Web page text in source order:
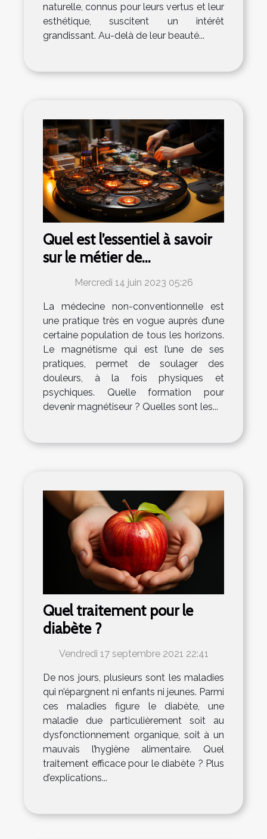
naturelle, connus pour leurs vertus et leur
esthétique, suscitent un intérêt
grandissant. Au-delà de leur beauté...
Quel est l’essentiel à savoir
sur le métier de
magnétiseur ?
Mercredi 14 juin 2023 05:26
La médecine non-conventionnelle est
une pratique très en vogue auprès d’une
certaine population de tous les horizons.
Le magnétisme qui est l’une de ses
pratiques, permet de soulager des
douleurs, à la fois physiques et
psychiques. Quelle formation pour
devenir magnétiseur ? Quelles sont les...
Quel traitement pour le
diabète ?
Vendredi 17 septembre 2021 22:41
De nos jours, plusieurs sont les maladies
qui n’épargnent ni enfants ni jeunes. Parmi
ces maladies figure le diabète, une
maladie due particulièrement soit au
dysfonctionnement organique, soit à un
mauvais l’hygiène alimentaire. Quel
traitement efficace pour le diabète ? Plus
d’explications...